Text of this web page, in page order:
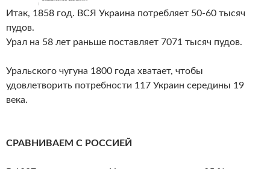
Итак, 1858 год. ВСЯ Украина потребляет 50-60 тысяч
пудов.
Урал на 58 лет раньше поставляет 7071 тысяч пудов.
Уральского чугуна 1800 года хватает, чтобы
удовлетворить потребности 117 Украин середины 19
века.
СРАВНИВАЕМ С РОССИЕЙ